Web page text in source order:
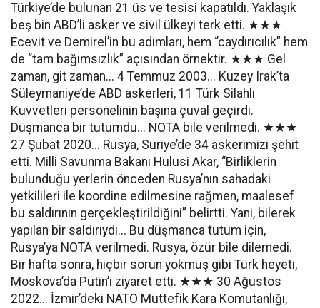
Türkiye’de bulunan 21 üs ve tesisi kapatıldı. Yaklaşık
beş bin ABD’li asker ve sivil ülkeyi terk etti. ★★★
Ecevit ve Demirel’in bu adımları, hem “caydırıcılık” hem
de “tam bağımsızlık” açısından örnektir. ★★★ Gel
zaman, git zaman... 4 Temmuz 2003... Kuzey Irak’ta
Süleymaniye’de ABD askerleri, 11 Türk Silahlı
Kuvvetleri personelinin başına çuval geçirdi.
Düşmanca bir tutumdu... NOTA bile verilmedi. ★★★
27 Şubat 2020... Rusya, Suriye’de 34 askerimizi şehit
etti. Milli Savunma Bakanı Hulusi Akar, “Birliklerin
bulunduğu yerlerin önceden Rusya’nın sahadaki
yetkilileri ile koordine edilmesine rağmen, maalesef
bu saldırının gerçekleştirildiğini” belirtti. Yani, bilerek
yapılan bir saldırıydı... Bu düşmanca tutum için,
Rusya’ya NOTA verilmedi. Rusya, özür bile dilemedi.
Bir hafta sonra, hiçbir sorun yokmuş gibi Türk heyeti,
Moskova’da Putin’i ziyaret etti. ★★★ 30 Ağustos
2022... İzmir’deki NATO Müttefik Kara Komutanlığı,